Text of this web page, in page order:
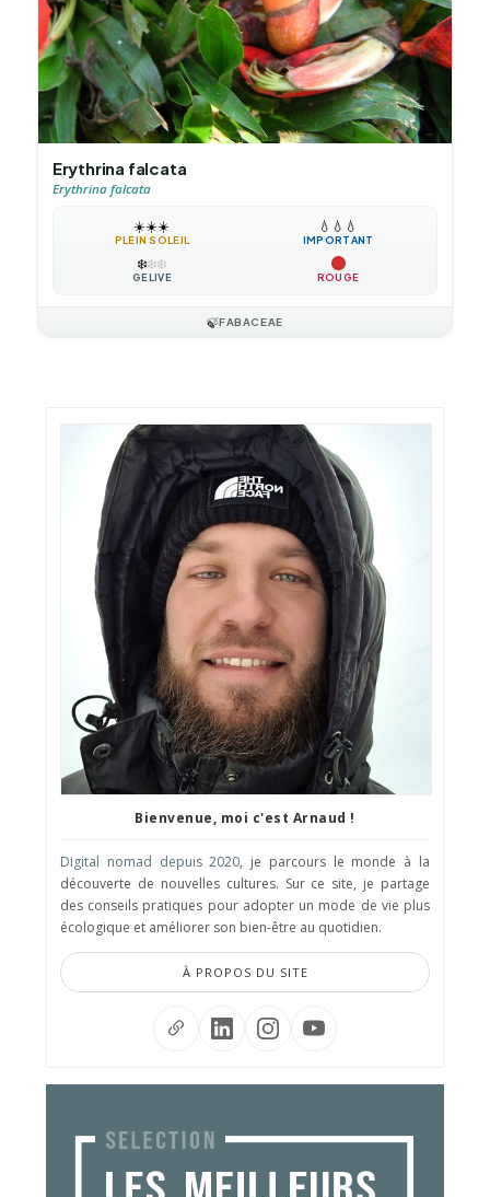
Erythrina falcata
Erythrina falcata
☀️☀️☀️
PLEIN SOLEIL
💧 💧 💧
IMPORTANT
❄️❄️❄️
GÉLIVE ROUGE
🍃FABACEAE
Bienvenue, moi c'est Arnaud !
Digital nomad depuis 2020, je parcours le monde à la
découverte de nouvelles cultures. Sur ce site, je partage
des conseils pratiques pour adopter un mode de vie plus
écologique et améliorer son bien-être au quotidien.
À PROPOS DU SITE